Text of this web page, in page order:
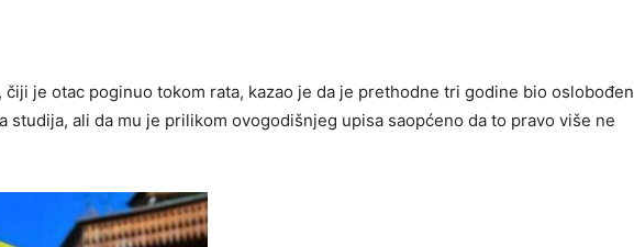
čiji je otac poginuo tokom rata, kazao je da je prethodne tri godine bio oslobođen
studija, ali da mu je prilikom ovogodišnjeg upisa saopćeno da to pravo više ne